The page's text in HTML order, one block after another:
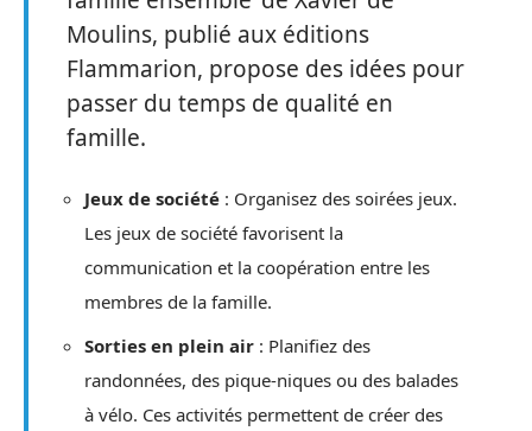
Moulins, publié aux éditions
Flammarion, propose des idées pour
passer du temps de qualité en
famille.
Jeux de société : Organisez des soirées jeux.
Les jeux de société favorisent la
communication et la coopération entre les
membres de la famille.
Sorties en plein air : Planifiez des
randonnées, des pique-niques ou des balades
à vélo. Ces activités permettent de créer des